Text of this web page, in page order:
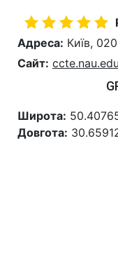
Адреса: Київ,
Сайт:
Широта:
Довгота: